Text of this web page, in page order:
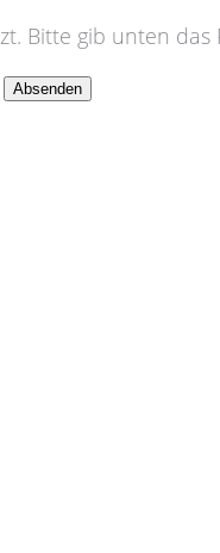
Bitte gib unten